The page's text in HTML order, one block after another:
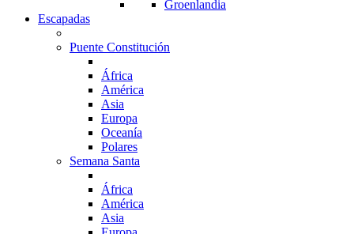
Groenlandia
Escapadas
Puente Constitución
África
América
Asia
Europa
Oceanía
Polares
Semana Santa
África
América
Asia